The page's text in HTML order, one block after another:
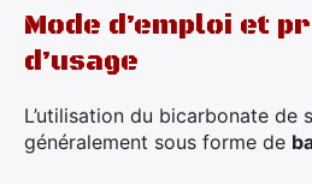
Mode d’emploi et
d’usage
L’utilisation du bicarbonate de
généralement sous forme de